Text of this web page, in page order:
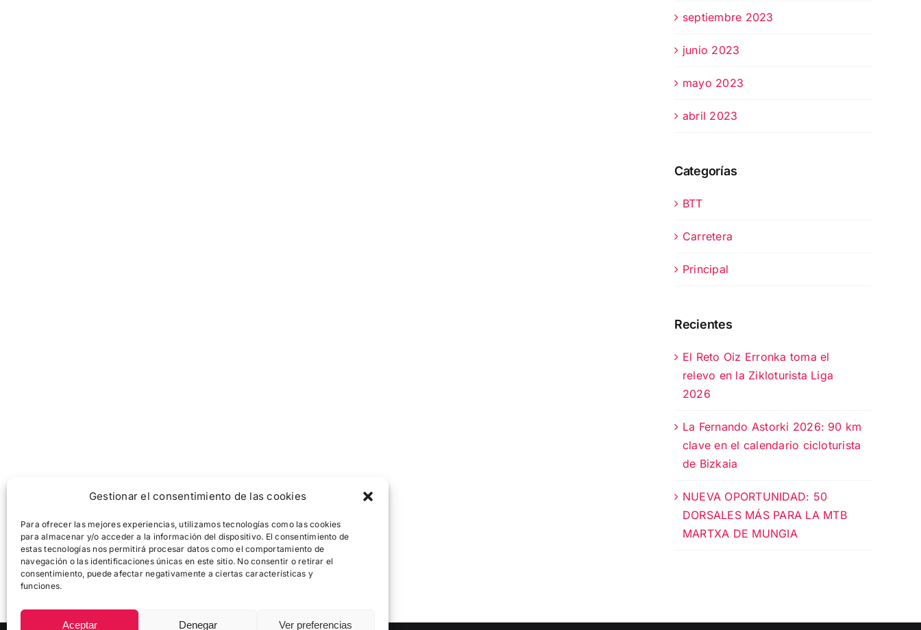
Gestionar el consentimiento de las cookies
Para ofrecer las mejores experiencias, utilizamos tecnologías como las cookies
para almacenar y/o acceder a la información del dispositivo. El consentimiento de
estas tecnologías nos permitirá procesar datos como el comportamiento de
navegación o las identificaciones únicas en este sitio. No consentir o retirar el
consentimiento, puede afectar negativamente a ciertas características y
funciones.
Aceptar Denegar Ver preferencias
septiembre 2023
junio 2023
mayo 2023
abril 2023
Categorías
BTT
Carretera
Principal
Recientes
El Reto Oiz Erronka toma el
relevo en la Zikloturista Liga
2026
La Fernando Astorki 2026: 90 km
clave en el calendario cicloturista
de Bizkaia
NUEVA OPORTUNIDAD: 50
DORSALES MÁS PARA LA MTB
MARTXA DE MUNGIA